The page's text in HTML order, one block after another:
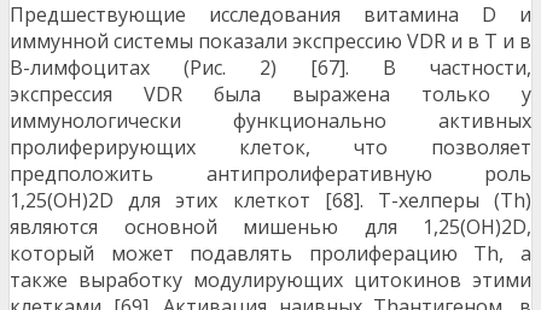
Предшествующие исследования витамина D и
иммунной системы показали экспрессию VDR и в T и в
В-лимфоцитах (Рис. 2) [67]. В частности,
экспрессия VDR была выражена только у
иммунологически функционально активных
пролиферирующих клеток, что позволяет
предположить антипролиферативную роль
1,25(OH)2D для этих клеткот [68]. Т-хелперы (Тh)
являются основной мишенью для 1,25(OH)2D,
который может подавлять пролиферацию Th, а
также выработку модулирующих цитокинов этими